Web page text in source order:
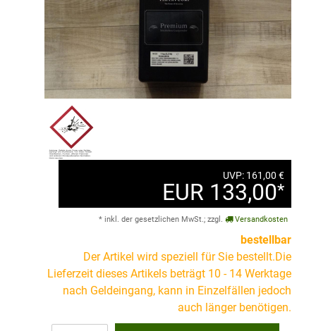
UVP: 161,00 €
EUR 133,00*
* inkl. der gesetzlichen MwSt.; zzgl. Versandkosten
bestellbar
Der Artikel wird speziell für Sie bestellt.Die
Lieferzeit dieses Artikels beträgt 10 - 14 Werktage
nach Geldeingang, kann in Einzelfällen jedoch
auch länger benötigen.